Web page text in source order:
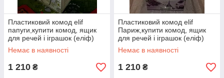
Пластиковий комод elif
папуги,купити комод, ящик
для речей і іграшок (еліф)
Немає в наявності
1 210 ₴
Пластиковий комод elif
Париж,купити комод, ящик
для речей і іграшок (еліф)
Немає в наявності
1 210 ₴